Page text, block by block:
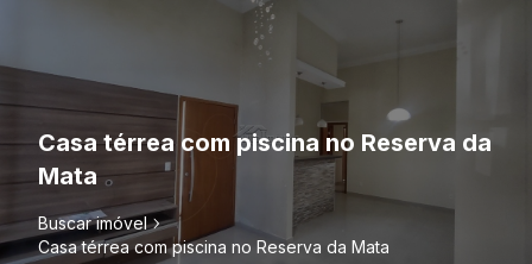
Casa térrea com piscina no Reserva da
Mata
Buscar imóvel
Casa térrea com piscina no Reserva da Mata